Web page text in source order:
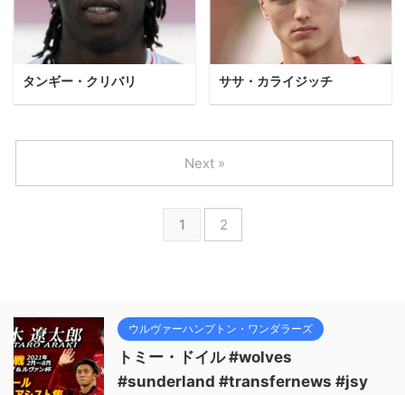
タンギー・クリバリ ササ・カライジッチ
1 2
Next »
ウルヴァーハンプトン・ワンダラーズ
トミー・ドイル #wolves
#sunderland #transfernews #jsy